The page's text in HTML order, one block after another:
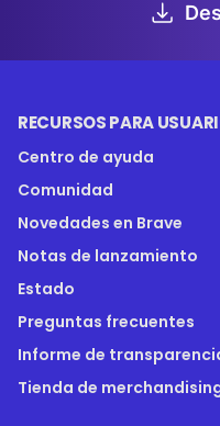
RECURSOS PARA
Centro de ayuda
Comunidad
Novedades en Brave
Notas de lanzamiento
Estado
Preguntas frecuentes
Informe de
Tienda de